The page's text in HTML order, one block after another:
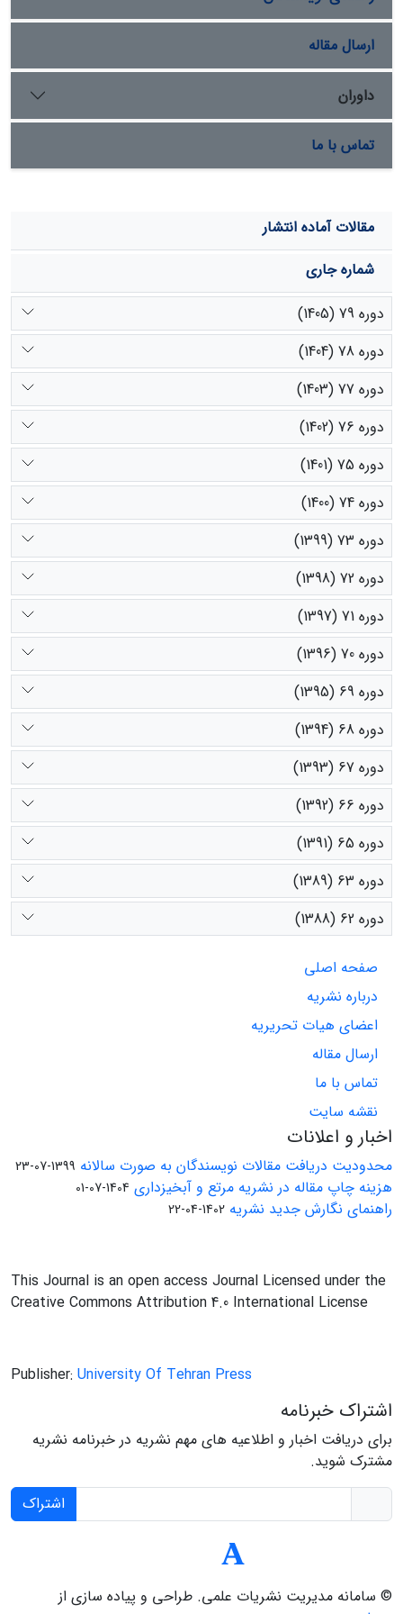
ارسال مقاله
داوران
تماس با ما
مقالات آماده انتشار
شماره جاری
دوره 79 (1405)
دوره 78 (1404)
دوره 77 (1403)
دوره 76 (1402)
دوره 75 (1401)
دوره 74 (1400)
دوره 73 (1399)
دوره 72 (1398)
دوره 71 (1397)
دوره 70 (1396)
دوره 69 (1395)
دوره 68 (1394)
دوره 67 (1393)
دوره 66 (1392)
دوره 65 (1391)
دوره 63 (1389)
دوره 62 (1388)
صفحه اصلی
درباره نشریه
اعضای هیات تحریریه
ارسال مقاله
تماس با ما
نقشه سایت
اخبار و اعلانات
محدودیت دریافت مقالات نویسندگان به صورت سالانه 1399-07-23
هزینه چاپ مقاله در نشریه مرتع و آبخیزداری 1404-07-01
راهنمای نگارش جدید نشریه 1402-04-22
This Journal is an open access Journal Licensed under the
Creative Commons Attribution 4.0 International License
Publisher: University Of Tehran Press
اشتراک خبرنامه
برای دریافت اخبار و اطلاعیه های مهم نشریه در خبرنامه نشریه
مشترک شوید.
اشتراک
© سامانه مدیریت نشریات علمی. طراحی و پیاده سازی از